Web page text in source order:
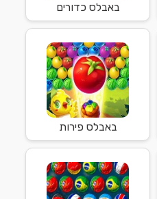
באבלס כדורים
באבלס פירות